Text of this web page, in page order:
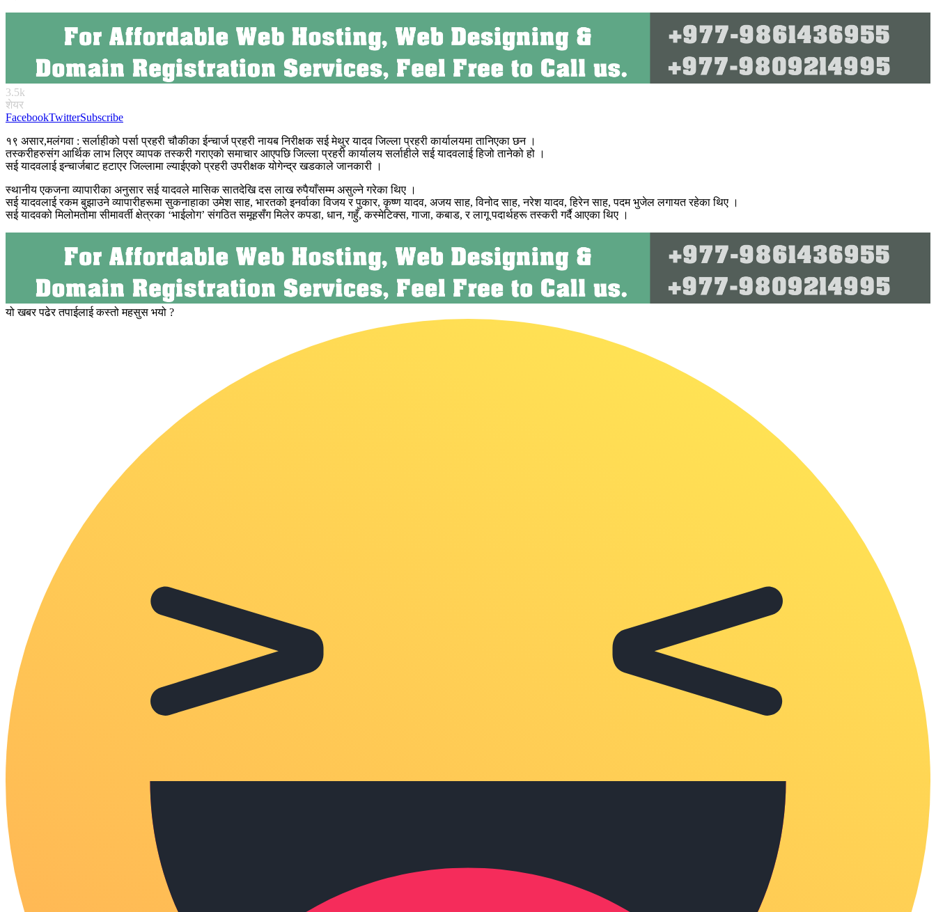
3.5k
शेयर
FacebookTwitterSubscribe
१९ असार,मलंगवा : सर्लाहीको पर्सा प्रहरी चौकीका ईन्चार्ज प्रहरी नायब निरीक्षक सई मेथुर यादव जिल्ला प्रहरी कार्यालयमा तानिएका छन ।
तस्करीहरुसंग आर्थिक लाभ लिएर व्यापक तस्करी गराएको समाचार आएपछि जिल्ला प्रहरी कार्यालय सर्लाहीले सई यादवलाई हिजो तानेको हो ।
सई यादवलाई इन्चार्जबाट हटाएर जिल्लामा ल्याईएको प्रहरी उपरीक्षक योगेन्द्र खडकाले जानकारी ।
स्थानीय एकजना व्यापारीका अनुसार सई यादवले मासिक सातदेखि दस लाख रुपैयाँसम्म असुल्ने गरेका थिए ।
सई यादवलाई रकम बुझाउने व्यापारीहरूमा सुकनाहाका उमेश साह, भारतको इनर्वाका विजय र पुकार, कृष्ण यादव, अजय साह, विनोद साह, नरेश यादव, हिरेन साह, पदम भुजेल लगायत रहेका थिए ।
सई यादवको मिलोमतोमा सीमावर्ती क्षेत्रका ‘भाईलोग’ संगठित समूहसँग मिलेर कपडा, धान, गहुँ, कस्मेटिक्स, गाजा, कबाड, र लागू पदार्थहरू तस्करी गर्दै आएका थिए ।
यो खबर पढेर तपाईलाई कस्तो महसुस भयो ?